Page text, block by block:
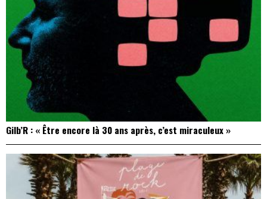
Gilb’R : « Être encore là 30 ans après, c’est miraculeux »